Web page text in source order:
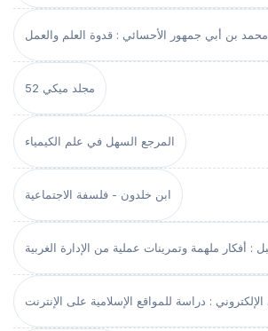
بن أبي جمهور الأحسائي : قدوة العلم والعمل
مجلد ميكي 52
المرجع السهل في علم الكيمياء
ابن خلدون - فلسفة الاجتماعية
: أفكار ملهمة وتمرينات عملية من الإدارة الغربية
الإلكتروني : دراسة للمواقع الإسلامية على الإنترنت